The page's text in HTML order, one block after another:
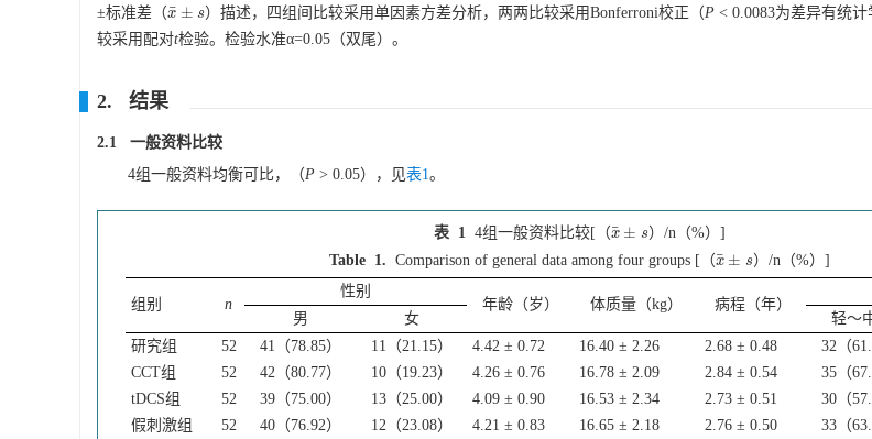
±标准差（x
¯ ± s
x¯±s ）描述，四组间比较采用单因素方差分析，两两比较采用Bonferroni校正（P < 0.0083为差异有统
较采用配对t检验。检验水准α=0.05（双尾）。
2. 结果
2.1 一般资料比较
4组一般资料均衡可比，（P > 0.05），见表1。
表 1 4组一般资料比较[（x
¯ ± s
x¯±s
）/n（%）]
Table 1. Comparison of general data among four groups [（x
¯ ± s
x¯±s ）/n（%）]
组别 n
性别
年龄（岁）
体质量（kg） 病程（年）
男
女 轻～
研究组
52 41（78.85） 11（21.15） 4.42 ± 0.72 16.40 ± 2.26 2.68 ± 0.48 32（
CCT组
52 42（80.77） 10（19.23） 4.26 ± 0.76 16.78 ± 2.09 2.84 ± 0.54 35（
tDCS组
52 39（75.00） 13（25.00） 4.09 ± 0.90 16.53 ± 2.34 2.73 ± 0.51 30（
假刺激组
52 40（76.92） 12（23.08） 4.21 ± 0.83 16.65 ± 2.18 2.76 ± 0.50 33（